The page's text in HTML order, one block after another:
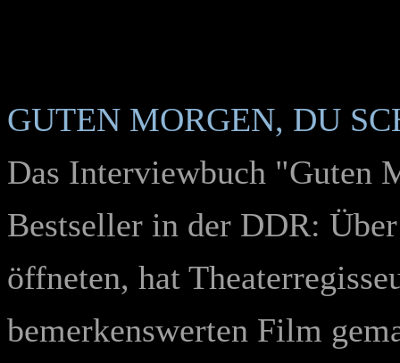
GUTEN MORGEN, DU
Das Interviewbuch "Guten
Bestseller in der DDR:
öffneten, hat
bemerkenswerten Film